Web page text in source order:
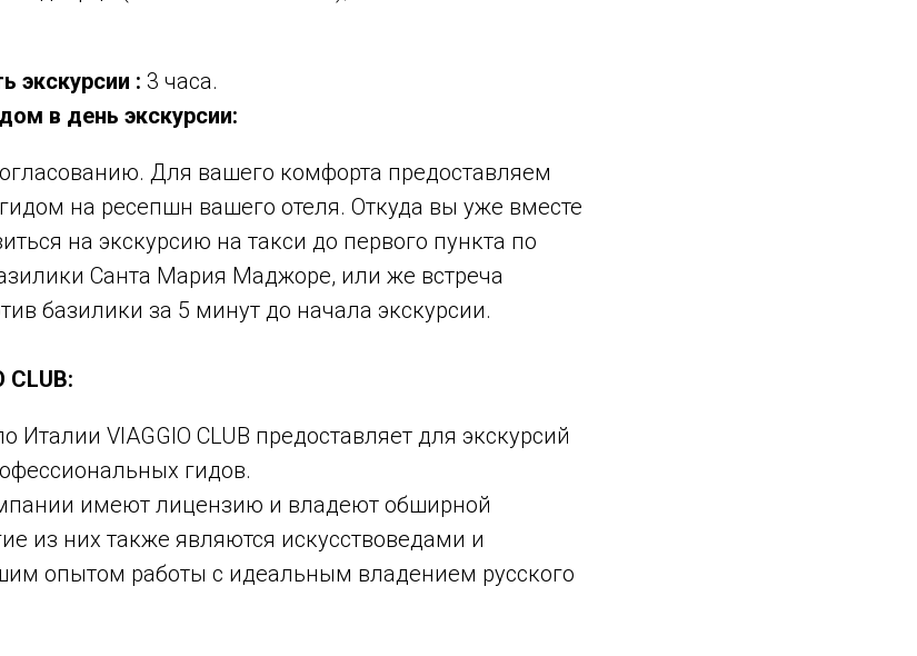
экскурсии : 3 часа.
в день экскурсии:
Для вашего комфорта предоставляем
на ресепшн вашего отеля. Откуда вы уже вместе
на экскурсию на такси до первого пункта по
Санта Мария Маджоре, или же встреча
базилики за 5 минут до начала экскурсии.
CLUB:
Италии VIAGGIO CLUB предоставляет для экскурсий
гидов.
имеют лицензию и владеют обширной
из них также являются искусствоведами и
опытом работы с идеальным владением русского